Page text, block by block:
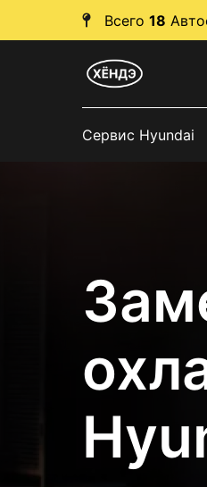
Всего 18
Сервис Hyundai